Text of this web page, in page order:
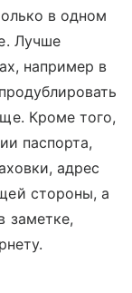
в одном
Лучше
например в
Кроме того,
паспорта,
адрес
стороны, а
заметке,